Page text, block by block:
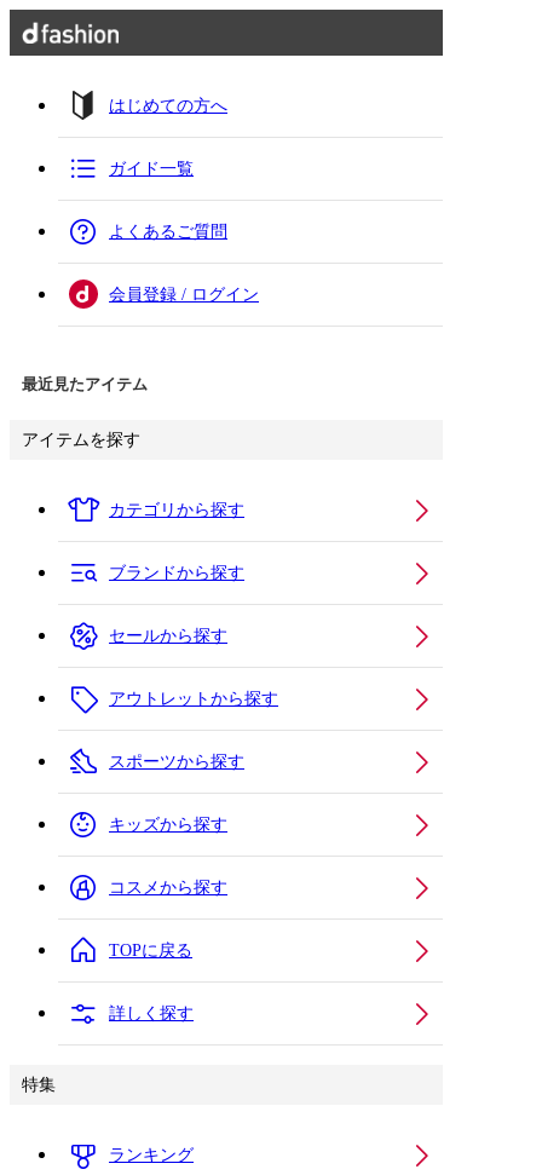
はじめての方へ
ガイド一覧
よくあるご質問
会員登録 / ログイン
最近見たアイテム
アイテムを探す
カテゴリから探す
ブランドから探す
セールから探す
アウトレットから探す
スポーツから探す
キッズから探す
コスメから探す
TOPに戻る
詳しく探す
特集
ランキング